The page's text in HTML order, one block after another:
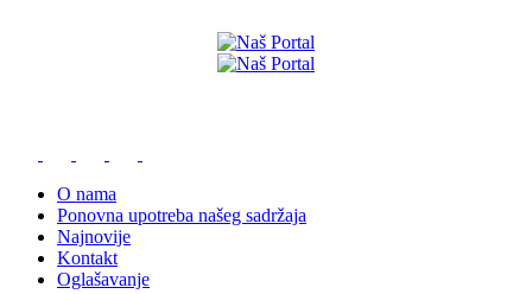
O nama
Ponovna upotreba našeg sadržaja
Najnovije
Kontakt
Oglašavanje